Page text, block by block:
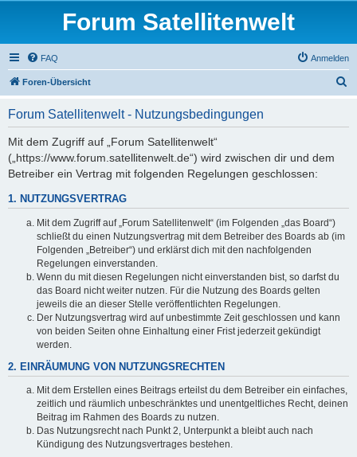
Forum Satellitenwelt
FAQ Anmelden
Foren-Übersicht
Forum Satellitenwelt - Nutzungsbedingungen
Mit dem Zugriff auf „Forum Satellitenwelt“
(„https://www.forum.satellitenwelt.de“) wird zwischen dir und dem
Betreiber ein Vertrag mit folgenden Regelungen geschlossen:
1. NUTZUNGSVERTRAG
Mit dem Zugriff auf „Forum Satellitenwelt“ (im Folgenden „das Board“)
schließt du einen Nutzungsvertrag mit dem Betreiber des Boards ab (im
Folgenden „Betreiber“) und erklärst dich mit den nachfolgenden
Regelungen einverstanden.
Wenn du mit diesen Regelungen nicht einverstanden bist, so darfst du
das Board nicht weiter nutzen. Für die Nutzung des Boards gelten
jeweils die an dieser Stelle veröffentlichten Regelungen.
Der Nutzungsvertrag wird auf unbestimmte Zeit geschlossen und kann
von beiden Seiten ohne Einhaltung einer Frist jederzeit gekündigt
werden.
2. EINRÄUMUNG VON NUTZUNGSRECHTEN
Mit dem Erstellen eines Beitrags erteilst du dem Betreiber ein einfaches,
zeitlich und räumlich unbeschränktes und unentgeltliches Recht, deinen
Beitrag im Rahmen des Boards zu nutzen.
Das Nutzungsrecht nach Punkt 2, Unterpunkt a bleibt auch nach
Kündigung des Nutzungsvertrages bestehen.